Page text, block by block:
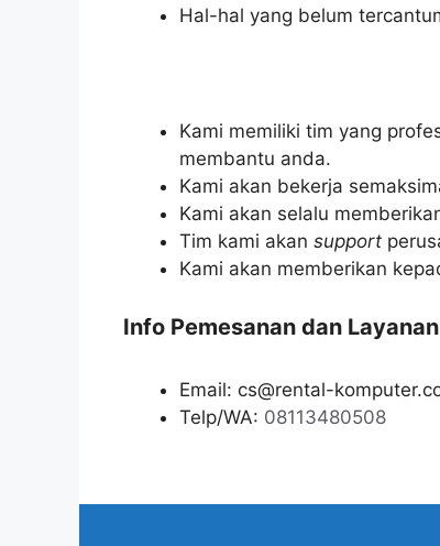
Hal-hal yang belum
Kami memiliki tim yang
membantu anda.
Kami akan bekerja
Kami akan selalu
Tim kami akan support
Kami akan memberikan
Info Pemesanan dan
Email: cs@rental-
Telp/WA: 08113480508